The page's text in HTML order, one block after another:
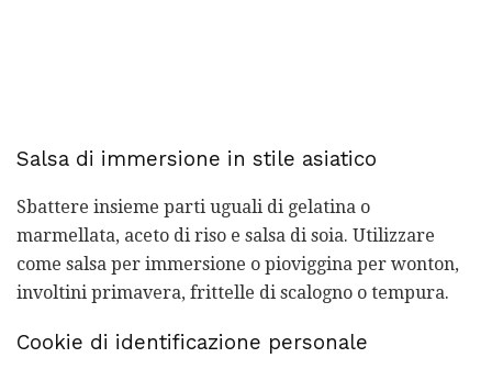
Salsa di immersione in stile asiatico
Sbattere insieme parti uguali di gelatina o
marmellata, aceto di riso e salsa di soia. Utilizzare
come salsa per immersione o pioviggina per wonton,
involtini primavera, frittelle di scalogno o tempura.
Cookie di identificazione personale